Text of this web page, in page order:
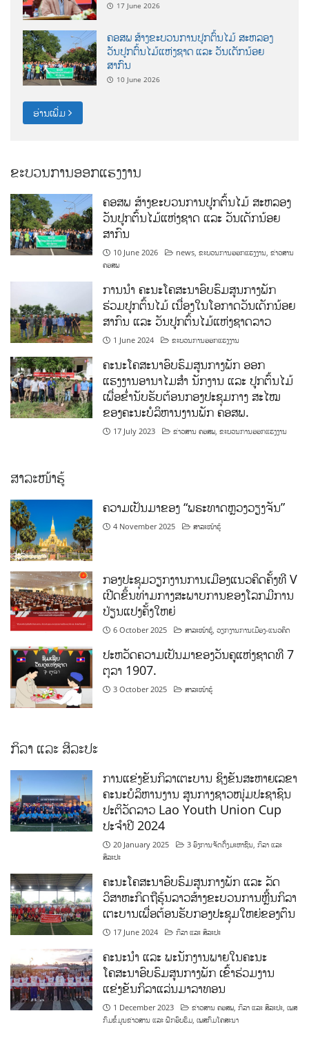
17 June 2026
ຄອສພ ສ້າງຂະບວນການປູກຕົ້ນໄມ້ ສະຫລອງ
ວັນປູກຕົ້ນໄມ້ແຫ່ງຊາດ ແລະ ວັນເດັກນ້ອຍ
ສາກົນ
10 June 2026
ອ່ານເພີ່ມ
ຂະບວນການອອກແຮງງານ
ຄອສພ ສ້າງຂະບວນການປູກຕົ້ນໄມ້ ສະຫລອງ
ວັນປູກຕົ້ນໄມ້ແຫ່ງຊາດ ແລະ ວັນເດັກນ້ອຍ
ສາກົນ
10 June 2026 news ,ຂະບວນການອອກແຮງງານ ,ຂ່າວສານ
ຄອສພ
ການນໍາ ຄະນະໂຄສະນາອົບຮົມສູນກາງພັກ
ຮ່ວມປູກຕົ້ນໄມ້ ເນື່ອງໃນໂອກາດວັນເດັກນ້ອຍ
ສາກົນ ແລະ ວັນປູກຕົ້ນໄມ້ແຫ່ງຊາດລາວ
1 June 2024 ຂະບວນການອອກແຮງງານ
ຄະນະໂຄສະນາອົບຮົມສູນກາງພັກ ອອກ
ແຮງງານອານາໄມສໍາ ນັກງານ ແລະ ປູກຕົ້ນໄມ້
ເພື່ອຂໍ່ານັບຮັບຕ້ອນກອງປະຊຸມກາງ ສະໄໝ
ຂອງຄະນະບໍລິຫານງານພັກ ຄອສພ.
17 July 2023 ຂ່າວສານ ຄອສພ ,ຂະບວນການອອກແຮງງານ
ສາລະໜ້າຮູ້
ຄວາມເປັນມາຂອງ “ພຣະທາດຫຼວງວຽງຈັນ”
4 November 2025 ສາລະໜ້າຮູ້
ກອງປະຊຸມວຽກງານການເມືອງແນວຄິດຄັ້ງທີ V
ເປີດຂຶ້ນທ່າມກາງສະພາບການຂອງໂລກມີການ
ປ່ຽນແປງຄັ້ງໃຫຍ່
6 October 2025 ສາລະໜ້າຮູ້ ,ວຽກງານການເມືອງ-ແນວຄິດ
ປະຫວັດຄວາມເປັນມາຂອງວັນຄູແຫ່ງຊາດທີ 7
ຕຸລາ 1907.
3 October 2025 ສາລະໜ້າຮູ້
ກິລາ ແລະ ສິລະປະ
ການແຂ່ງຂັນກິລາເຕະບານ ຊິງຂັນສະຫາຍເລຂາ
ຄະນະບໍລິຫານງານ ສູນກາງຊາວໜຸ່ມປະຊາຊົນ
ປະຕິວັດລາວ Lao Youth Union Cup
ປະຈຳປີ 2024
20 January 2025 3 ອົງການຈັດຕັ້ງມະຫາຊົນ,ກິລາ ແລະ
ສິລະປະ
ຄະນະໂຄສະນາອົບຮົມສູນກາງພັກ ແລະ ລັດ
ວິສາຫະກິດຖືຮຸ້ນລາວສ້າງຂະບວນການຫຼີ້ນກິລາ
ເຕະບານເພື່ອຕ້ອນຮັບກອງປະຊຸມໃຫຍ່ຂອງຕົນ
17 June 2024 ກິລາ ແລະ ສິລະປະ
ຄະນະນຳ ແລະ ພະນັກງານພາຍໃນຄະນະ
ໂຄສະນາອົບຮົມສູນກາງພັກ ເຂົ້າຮ່ວມງານ
ແຂ່ງຂັນກິລາແລ່ນມາລາທອນ
1 December 2023 ຂ່າວສານ ຄອສພ,ກິລາ ແລະ ສິລະປະ,ເພສ
ກົມຂໍ້ມູນຂ່າວສານ ແລະ ຝຶກອົບຮົມ,ເພສກົມໂຄສະນາ